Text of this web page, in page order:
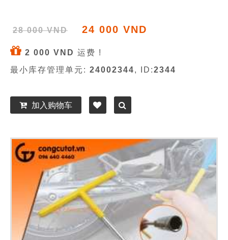
28 000 VND 24 000 VND
2 000 VND 运费 !
最小库存管理单元: 24002344, ID:2344
加入购物车